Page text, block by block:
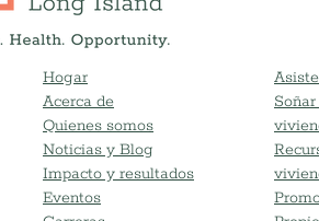
Hogar
Acerca de
Quienes somos
Noticias y Blog
Impacto y resultados
Eventos